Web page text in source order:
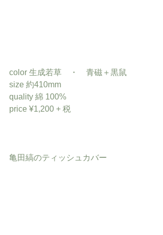
color 生成若草　・　青磁＋黒鼠
size 約410mm
quality 綿 100%
price ¥1,200 + 税
亀田縞のティッシュカバー